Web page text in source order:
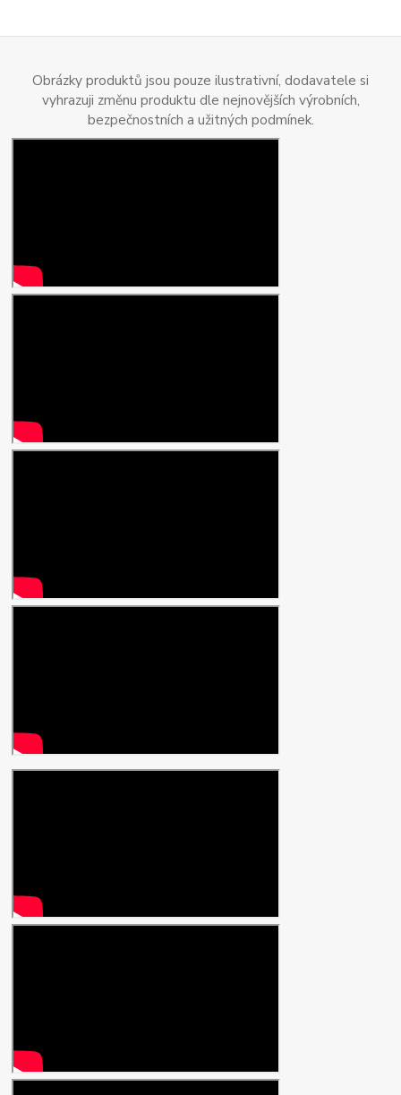
Obrázky produktů jsou pouze ilustrativní, dodavatele si
vyhrazuji změnu produktu dle nejnovějších výrobních,
bezpečnostních a užitných podmínek.